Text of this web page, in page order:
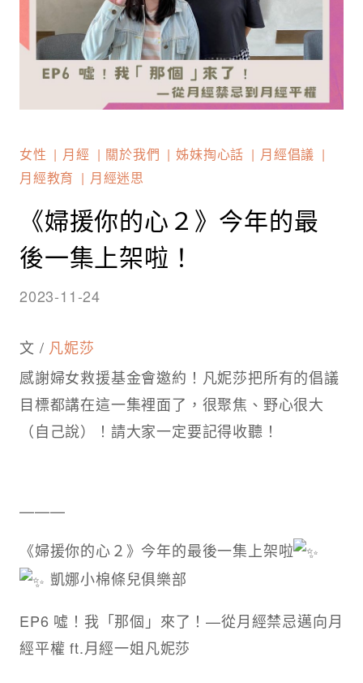
女性 月經 關於我們 姊妹掏心話
月經倡議
月經教育
月經迷思
《婦援你的心２》今年的最
後一集上架啦！
2023-11-24
文 / 凡妮莎
感謝婦女救援基金會邀約！凡妮莎把所有的倡議
目標都講在這一集裡面了，很聚焦、野心很大
（自己說）！請大家一定要記得收聽！
———
《婦援你的心２》今年的最後一集上架啦
凱娜小棉條兒俱樂部
EP6 噓！我「那個」來了！—從月經禁忌邁向月
經平權 ft.月經一姐凡妮莎